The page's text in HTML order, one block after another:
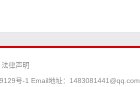
法律声明
号-1 Email地址： 1483081441@qq.com